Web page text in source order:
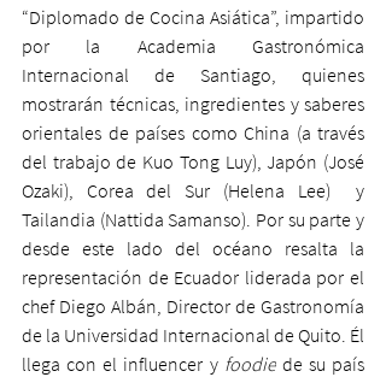
“Diplomado de Cocina Asiática”, impartido
por la Academia Gastronómica
Internacional de Santiago, quienes
mostrarán técnicas, ingredientes y saberes
orientales de países como China (a través
del trabajo de Kuo Tong Luy), Japón (José
Ozaki), Corea del Sur (Helena Lee)  y
Tailandia (Nattida Samanso). Por su parte y
desde este lado del océano resalta la
representación de Ecuador liderada por el
chef Diego Albán, Director de Gastronomía
de la Universidad Internacional de Quito. Él
llega con el influencer y foodie de su país